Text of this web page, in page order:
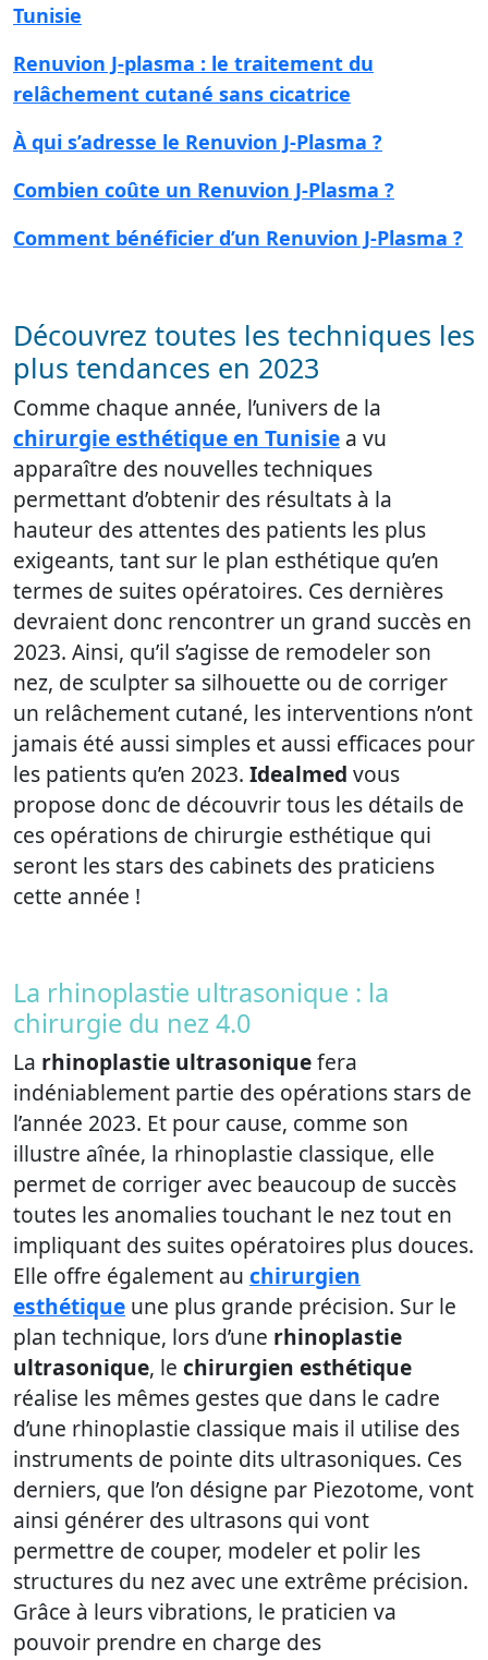
Tunisie
Renuvion J-plasma : le traitement du
relâchement cutané sans cicatrice
À qui s’adresse le Renuvion J-Plasma ?
Combien coûte un Renuvion J-Plasma ?
Comment bénéficier d’un Renuvion J-Plasma ?
Découvrez toutes les techniques les
plus tendances en 2023
Comme chaque année, l’univers de la
chirurgie esthétique en Tunisie a vu
apparaître des nouvelles techniques
permettant d’obtenir des résultats à la
hauteur des attentes des patients les plus
exigeants, tant sur le plan esthétique qu’en
termes de suites opératoires. Ces dernières
devraient donc rencontrer un grand succès en
2023. Ainsi, qu’il s’agisse de remodeler son
nez, de sculpter sa silhouette ou de corriger
un relâchement cutané, les interventions n’ont
jamais été aussi simples et aussi efficaces pour
les patients qu’en 2023. Idealmed vous
propose donc de découvrir tous les détails de
ces opérations de chirurgie esthétique qui
seront les stars des cabinets des praticiens
cette année !
La rhinoplastie ultrasonique : la
chirurgie du nez 4.0
La rhinoplastie ultrasoniquefera
indéniablement partie des opérations stars de
l’année 2023. Et pour cause, comme son
illustre aînée, la rhinoplastie classique, elle
permet de corriger avec beaucoup de succès
toutes les anomalies touchant le nez tout en
impliquant des suites opératoires plus douces.
Elle offre également au chirurgien
esthétique une plus grande précision. Sur le
plan technique, lors d’une rhinoplastie
ultrasonique, le chirurgien esthétique
réalise les mêmes gestes que dans le cadre
d’une rhinoplastie classique mais il utilise des
instruments de pointe dits ultrasoniques. Ces
derniers, que l’on désigne par Piezotome, vont
ainsi générer des ultrasons qui vont
permettre de couper, modeler et polir les
structures du nez avec une extrême précision.
Grâce à leurs vibrations, le praticien va
pouvoir prendre en charge des